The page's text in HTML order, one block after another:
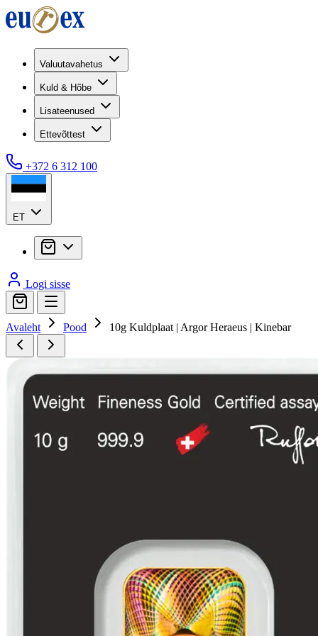
Valuutavahetus
Kuld & Hõbe
Lisateenused
Ettevõttest
+372 6 312 100
ET
Logi sisse
Avaleht Pood 10g Kuldplaat | Argor Heraeus | Kinebar